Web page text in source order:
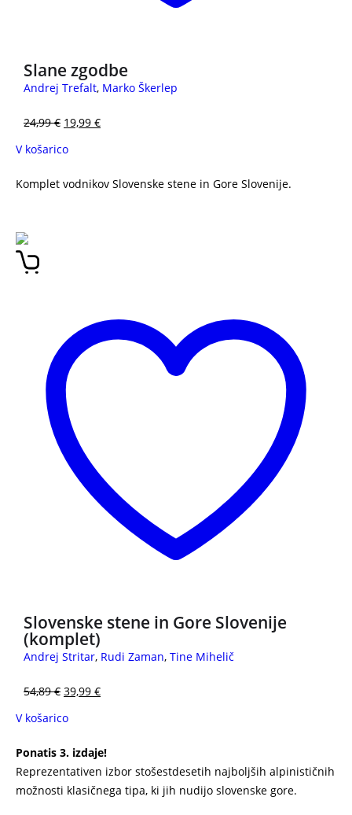
Slane zgodbe
Andrej Trefalt, Marko Škerlep
24,99€ 19,99 €
V košarico
Komplet vodnikov Slovenske stene in Gore Slovenije.
Slovenske stene in Gore Slovenije
(komplet)
Andrej Stritar, Rudi Zaman, Tine Mihelič
54,89€ 39,99 €
V košarico
Ponatis 3. izdaje!
Reprezentativen izbor stošestdesetih najboljših alpinističnih
možnosti klasičnega tipa, ki jih nudijo slovenske gore.